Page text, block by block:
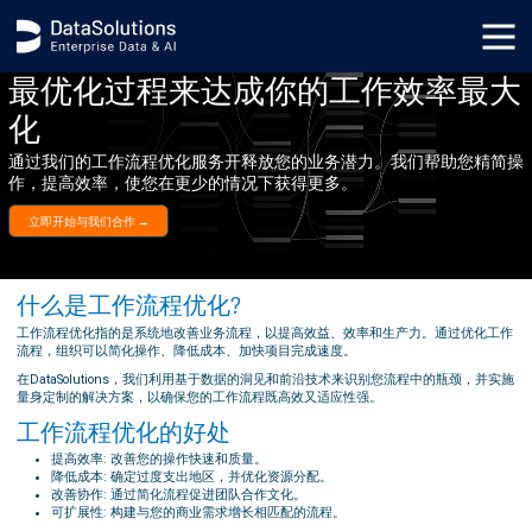
最优化过程来达成你的工作效率最大
化
通过我们的工作流程优化服务开释放您的业务潜力。我们帮助您精简操
作，提高效率，使您在更少的情况下获得更多。
立即开始与我们合作 →
什么是工作流程优化?
工作流程优化指的是系统地改善业务流程，以提高效益、效率和生产力。通过优化工作
流程，组织可以简化操作、降低成本、加快项目完成速度。
在DataSolutions，我们利用基于数据的洞见和前沿技术来识别您流程中的瓶颈，并实施
量身定制的解决方案，以确保您的工作流程既高效又适应性强。
工作流程优化的好处
提高效率: 改善您的操作快速和质量。
降低成本: 确定过度支出地区，并优化资源分配。
改善协作: 通过简化流程促进团队合作文化。
可扩展性: 构建与您的商业需求增长相匹配的流程。